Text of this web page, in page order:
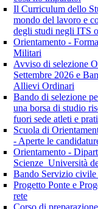
Il Curriculum dello
mondo del lavoro e
degli studi negli ITS
Orientamento -
Militari
Avviso di selezione
Settembre 2026 e
Allievi Ordinari
Bando di selezione
una borsa di studio
fuori sede atleti e
Scuola di
- Aperte le
Orientamento -
Scienze_Università
Bando Servizio civile
Progetto Ponte e
rete